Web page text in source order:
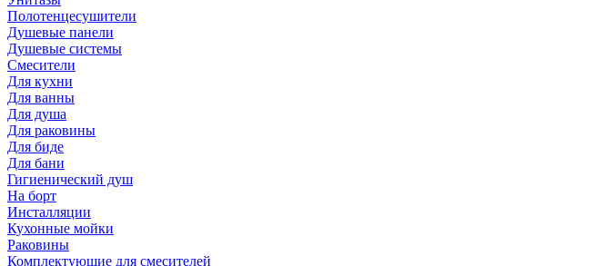
Полотенцесушители
Душевые панели
Душевые системы
Смесители
Для кухни
Для ванны
Для душа
Для раковины
Для биде
Для бани
Гигиенический душ
На борт
Инсталляции
Кухонные мойки
Раковины
Комплектующие для смесителей